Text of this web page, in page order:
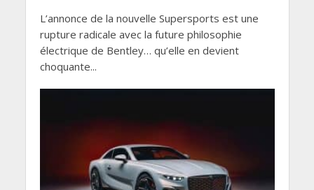
L’annonce de la nouvelle Supersports est une
rupture radicale avec la future philosophie
électrique de Bentley… qu’elle en devient
choquante...